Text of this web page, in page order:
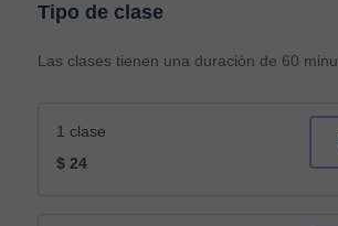
Tipo de clase
Las clases tienen una duración de 60
1 clase
$ 24